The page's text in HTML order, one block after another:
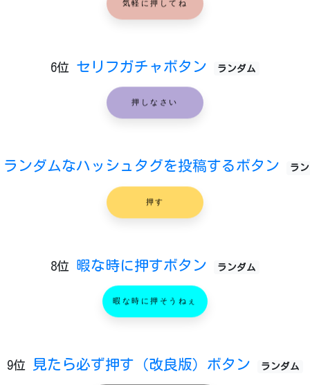
気軽に押してね
6位 セリフガチャボタン ランダム
押しなさい
ランダムなハッシュタグを投稿するボタン ラ
押す
8位 暇な時に押すボタン ランダム
暇な時に押そうねぇ
9位 見たら必ず押す（改良版）ボタン ランダム